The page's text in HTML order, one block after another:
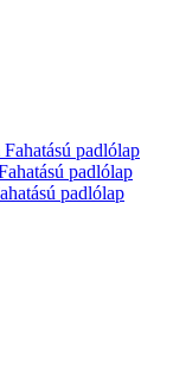
padlólap
padlólap
padlólap